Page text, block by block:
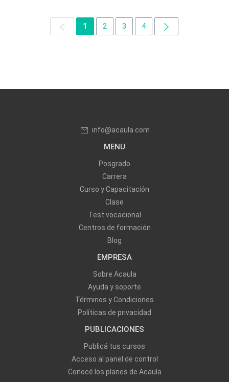
1 2 3 4
info@acaula.com
MENU
Posgrado
Carrera
Curso y Capacitación
Clase
Test vocacional
Centros de formación
Blog
EMPRESA
Sobre Acaula
Ayuda y soporte
Términos y Condiciones
Políticas de privacidad
PUBLICACIONES
Publicá tus cursos
Acceso al panel de control
Conocé los planes de Acaula